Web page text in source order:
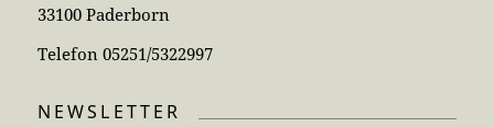
33100 Paderborn
Telefon 05251/5322997
NEWSLETTER